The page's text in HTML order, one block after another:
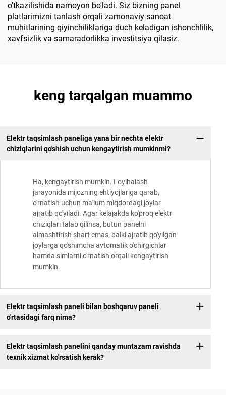
o'tkazilishida namoyon bo'ladi. Siz bizning panel
platlarimizni tanlash orqali zamonaviy sanoat
muhitlarining qiyinchiliklariga duch keladigan ishonchlilik,
xavfsizlik va samaradorlikka investitsiya qilasiz.
keng tarqalgan muammo
Elektr taqsimlash paneliga yana bir nechta elektr
chiziqlarini qo'shish uchun kengaytirish mumkinmi?
Ha, kengaytirish mumkin. Loyihalash
jarayonida mijozning ehtiyojlariga qarab,
o'rnatish uchun ma'lum miqdordagi joylar
ajratib qo'yiladi. Agar kelajakda ko'proq elektr
chiziqlari talab qilinsa, butun panelni
almashtirish shart emas, balki ajratib qo'yilgan
joylarga qo'shimcha avtomatik o'chirgichlar
hamda simlarni o'rnatish orqali kengaytirish
mumkin.
Elektr taqsimlash paneli bilan boshqaruv paneli
o'rtasidagi farq nima?
Elektr taqsimlash panelini qanday muntazam ravishda
texnik xizmat ko'rsatish kerak?